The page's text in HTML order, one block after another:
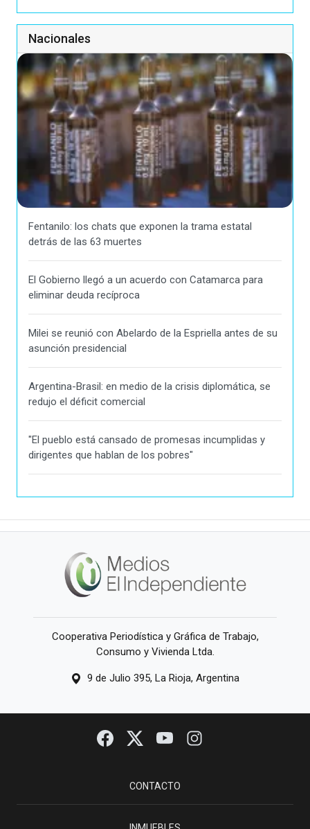
Nacionales
Fentanilo: los chats que exponen la trama estatal
detrás de las 63 muertes
El Gobierno llegó a un acuerdo con Catamarca para
eliminar deuda recíproca
Milei se reunió con Abelardo de la Espriella antes de su
asunción presidencial
Argentina-Brasil: en medio de la crisis diplomática, se
redujo el déficit comercial
"El pueblo está cansado de promesas incumplidas y
dirigentes que hablan de los pobres"
Cooperativa Periodística y Gráfica de Trabajo,
Consumo y Vivienda Ltda.
9 de Julio 395, La Rioja, Argentina
CONTACTO